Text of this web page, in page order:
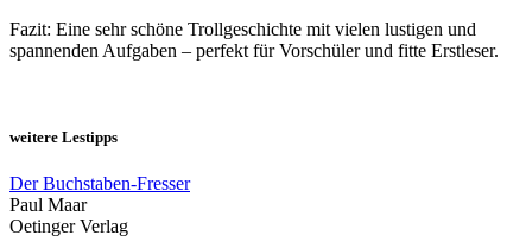
Fazit: Eine sehr schöne Trollgeschichte mit vielen lustigen und
spannenden Aufgaben – perfekt für Vorschüler und fitte Erstleser.
weitere Lestipps
Der Buchstaben-Fresser
Paul Maar
Oetinger Verlag